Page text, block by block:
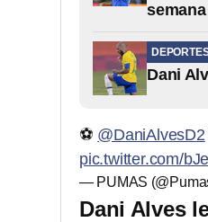
Dani
⚽️ @DaniAlvesD2
pic.twitter.com/
— PUMAS
Dani Alves